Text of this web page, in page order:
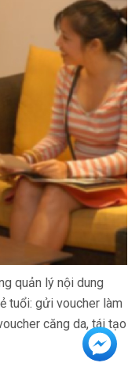
quản lý nội dung
tuổi: gửi voucher làm
căng da, tái tạo